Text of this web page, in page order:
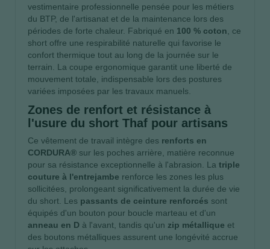
vestimentaire professionnelle pensée pour les métiers
du BTP, de l'artisanat et de la maintenance lors des
périodes de forte chaleur. Fabriqué en 100 % coton , ce
short offre une respirabilité naturelle qui favorise le
confort thermique tout au long de la journée sur le
terrain. La coupe ergonomique garantit une liberté de
mouvement totale, indispensable lors des postures
variées imposées par les travaux manuels.
Zones de renfort et résistance à
l'usure du short Thaf pour artisans
Ce vêtement de travail intègre des renforts en
CORDURA® sur les poches arrière, matière reconnue
pour sa résistance exceptionnelle à l'abrasion. La triple
couture à l'entrejambe renforce les zones les plus
sollicitées, prolongeant significativement la durée de vie
du short. Les passants de ceinture renforcés sont
équipés d'un bouton pour boucle marteau et d'un
anneau en D à l'avant, tandis qu'un zip métallique et
des boutons métalliques assurent une longévité accrue